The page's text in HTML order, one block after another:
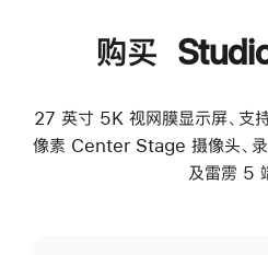
购买
27 英寸 5K 视网膜显示屏、支
像素 Center Stage 摄像头、录
及雷雳 5